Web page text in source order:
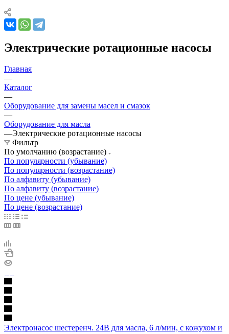
Электрические ротационные насосы
Главная
—
Каталог
—
Оборудование для замены масел и смазок
—
Оборудование для масла
—Электрические ротационные насосы
Фильтр
По умолчанию (возрастание)
По популярности (убывание)
По популярности (возрастание)
По алфавиту (убывание)
По алфавиту (возрастание)
По цене (убывание)
По цене (возрастание)
Электронасос шестеренч. 24В для масла, 6 л/мин, с кожухом и